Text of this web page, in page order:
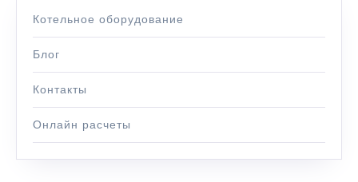
Котельное оборудование
Блог
Контакты
Онлайн расчеты